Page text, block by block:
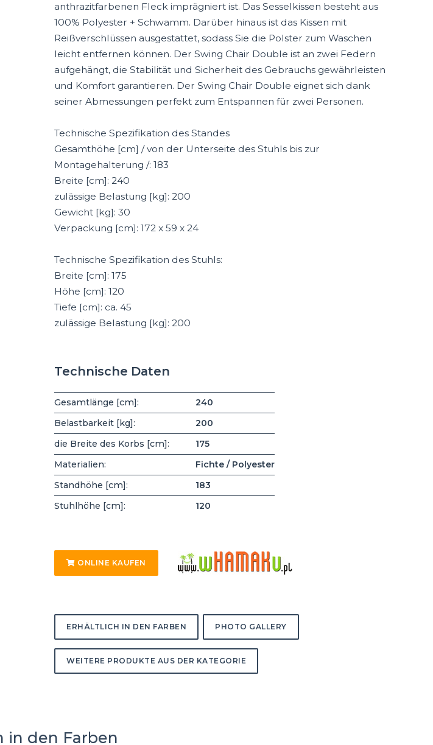
anthrazitfarbenen Fleck imprägniert ist. Das Sesselkissen besteht aus
100% Polyester + Schwamm. Darüber hinaus ist das Kissen mit
Reißverschlüssen ausgestattet, sodass Sie die Polster zum Waschen
leicht entfernen können. Der Swing Chair Double ist an zwei Federn
aufgehängt, die Stabilität und Sicherheit des Gebrauchs gewährleisten
und Komfort garantieren. Der Swing Chair Double eignet sich dank
seiner Abmessungen perfekt zum Entspannen für zwei Personen.
Technische Spezifikation des Standes
Gesamthöhe [cm] / von der Unterseite des Stuhls bis zur
Montagehalterung /: 183
Breite [cm]: 240
zulässige Belastung [kg]: 200
Gewicht [kg]: 30
Verpackung [cm]: 172 x 59 x 24
Technische Spezifikation des Stuhls:
Breite [cm]: 175
Höhe [cm]: 120
Tiefe [cm]: ca. 45
zulässige Belastung [kg]: 200
Technische Daten
Gesamtlänge [cm]:
240
Belastbarkeit [kg]:
200
die Breite des Korbs [cm]:
175
Materialien:
Fichte / Polyester
Standhöhe [cm]:
183
Stuhlhöhe [cm]:
120
ONLINE KAUFEN
ERHÄLTLICH IN DEN FARBEN PHOTO GALLERY
WEITERE PRODUKTE AUS DER KATEGORIE
in den Farben